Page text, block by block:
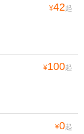
¥42起
¥100起
¥0起